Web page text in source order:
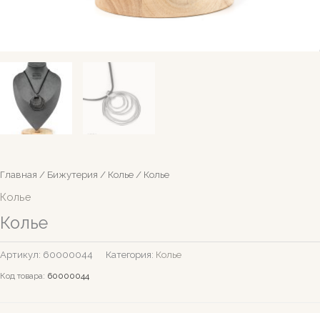
Главная / Бижутерия / Колье / Колье
Колье
Колье
Артикул: 60000044 Категория: Колье
Код товара: 60000044